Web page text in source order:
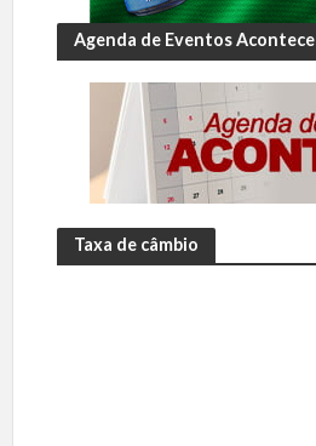
Agenda de Eventos Acontece
Taxa de câmbio